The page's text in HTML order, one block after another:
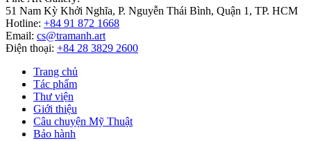
51 Nam Kỳ Khởi Nghĩa, P. Nguyễn Thái Bình, Quận 1, TP. HCM
Hotline: +84 91 872 1668
Email: cs@tramanh.art
Điện thoại: +84 28 3829 2600
Trang chủ
Tác phẩm
Thư viện
Giới thiệu
Câu chuyện Mỹ Thuật
Bảo hành